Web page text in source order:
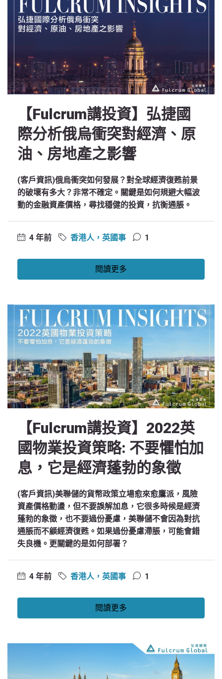
【Fulcrum講投資】弘捷國
際分析俄烏衝突對經濟、原
油、房地產之影響
(客戶資訊)俄烏衝突如何發展？對全球經濟復甦前景
的破壞有多大？非常不確定。關鍵是如何規避大幅波
動的金融資產價格，尋找穩健的投資，抗衡通脹。
4 年前 香港人，英國事 1
閱讀更多
【Fulcrum講投資】2022英
國物業投資策略: 不要懼怕加
息，它是經濟蓬勃的象徵
(客戶資訊)美聯儲的貨幣政策立場愈來愈鷹派，風險
資產價格動盪，但不要誤解加息，它很多時候是經濟
蓬勃的象徵，也不要過份憂慮，美聯儲不會因為對抗
通脹而不顧經濟復甦。如果過份憂慮滯脹，可能會錯
失良機。更關鍵的是如何部署？
4 年前 香港人，英國事 1
閱讀更多